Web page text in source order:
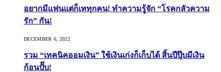
อยากมีแฟนแต่ก็เททุกคน! ทำความรู้จัก “โรคกลัวความ
รัก” กัน!
DECEMBER 6, 2022
รวม “เทคนิคออมเงิน” ใช้เงินเก่งก็เก็บได้ สิ้นปีปุ๊บมีเงิน
ก้อนปั๊บ!